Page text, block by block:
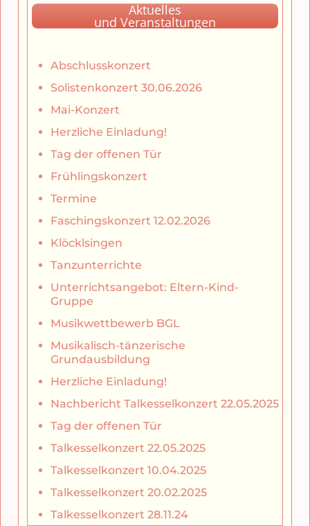
Aktuelles
und Veranstaltungen
Abschlusskonzert
Solistenkonzert 30.06.2026
Mai-Konzert
Herzliche Einladung!
Tag der offenen Tür
Frühlingskonzert
Termine
Faschingskonzert 12.02.2026
Klöcklsingen
Tanzunterrichte
Unterrichtsangebot: Eltern-Kind-
Gruppe
Musikwettbewerb BGL
Musikalisch-tänzerische
Grundausbildung
Herzliche Einladung!
Nachbericht Talkesselkonzert 22.05.2025
Tag der offenen Tür
Talkesselkonzert 22.05.2025
Talkesselkonzert 10.04.2025
Talkesselkonzert 20.02.2025
Talkesselkonzert 28.11.24